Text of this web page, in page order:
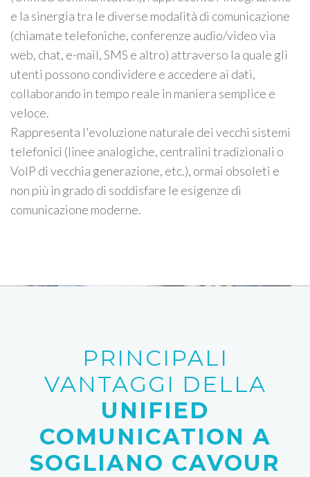
e la sinergia tra le diverse modalità di comunicazione
(chiamate telefoniche, conferenze audio/video via
web, chat, e-mail, SMS e altro) attraverso la quale gli
utenti possono condividere e accedere ai dati,
collaborando in tempo reale in maniera semplice e
veloce.
Rappresenta l'evoluzione naturale dei vecchi sistemi
telefonici (linee analogiche, centralini tradizionali o
VoIP di vecchia generazione, etc.), ormai obsoleti e
non più in grado di soddisfare le esigenze di
comunicazione moderne.
PRINCIPALI
VANTAGGI DELLA
UNIFIED
COMUNICATION A
SOGLIANO CAVOUR